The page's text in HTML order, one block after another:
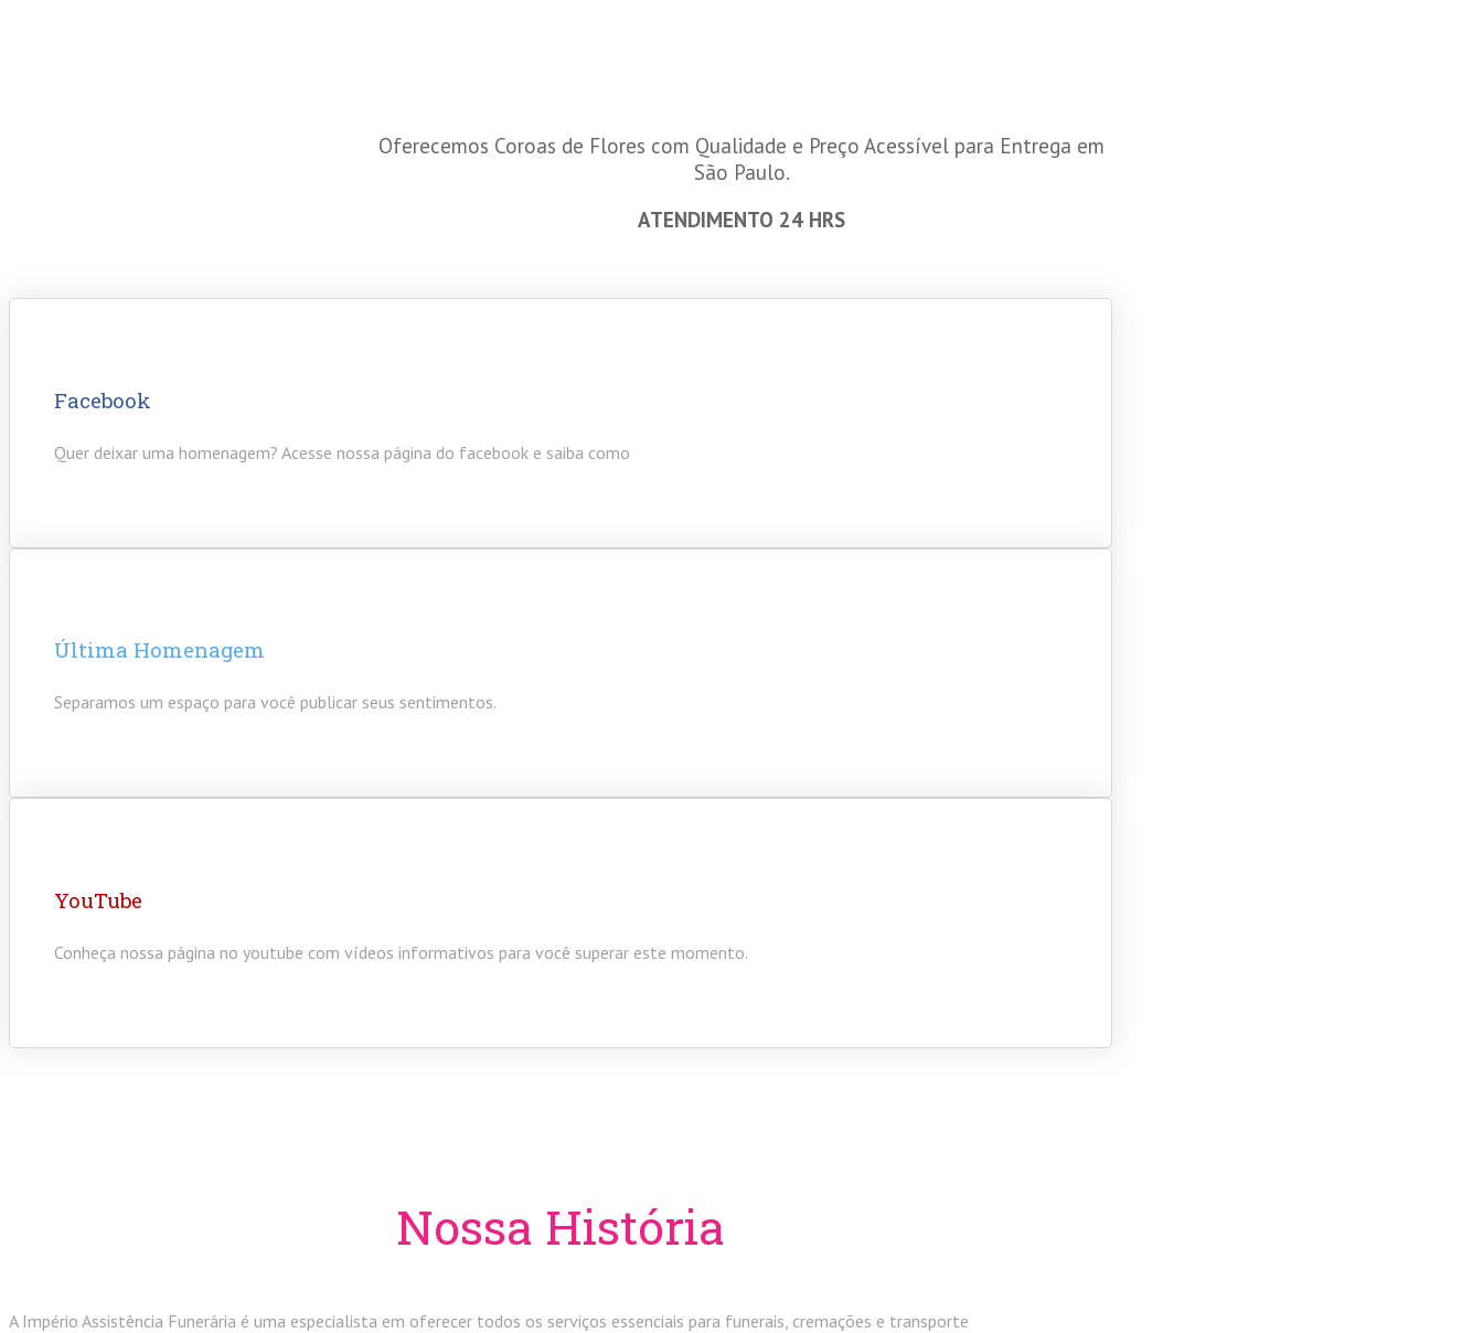
Oferecemos Coroas de Flores com Qualidade e Preço Acessível para Entrega em
São Paulo.
ATENDIMENTO 24 HRS
Facebook
Quer deixar uma homenagem? Acesse nossa página do facebook e saiba como
Última Homenagem
Separamos um espaço para você publicar seus sentimentos.
YouTube
Conheça nossa página no youtube com vídeos informativos para você superar este momento.
Nossa História
A Império Assistência Funerária é uma especialista em oferecer todos os serviços essenciais para funerais, cremações e transporte